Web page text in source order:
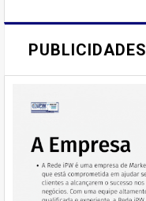
PUBLICIDADES